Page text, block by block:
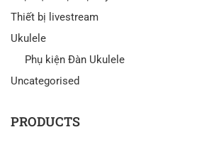
Thiết bị livestream
Ukulele
Phụ kiện Đàn Ukulele
Uncategorised
PRODUCTS